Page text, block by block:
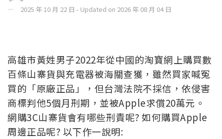
2025 年 10 月 22 日 - Updated on 2026 年 08 月 04 日
高雄市黃姓男子2022年從中國的淘寶網上購買數
百條山寨貨與充電器被海關查獲，雖然買家喊冤
買的「原廠正品」，但台灣法院不採信，依侵害
商標判他5個月刑期，並被Apple求償20萬元。
網購3C山寨貨會有哪些刑責呢? 如何購買Apple
周邊正品呢? 以下作一說明: